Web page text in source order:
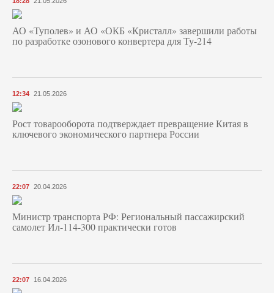
АО «Туполев» и АО «ОКБ «Кристалл» завершили работы
по разработке озонового конвертера для Ту-214
12:34 21.05.2026
Рост товарооборота подтверждает превращение Китая в
ключевого экономического партнера России
22:07 20.04.2026
Министр транспорта РФ: Региональный пассажирский
самолет Ил-114-300 практически готов
22:07 16.04.2026